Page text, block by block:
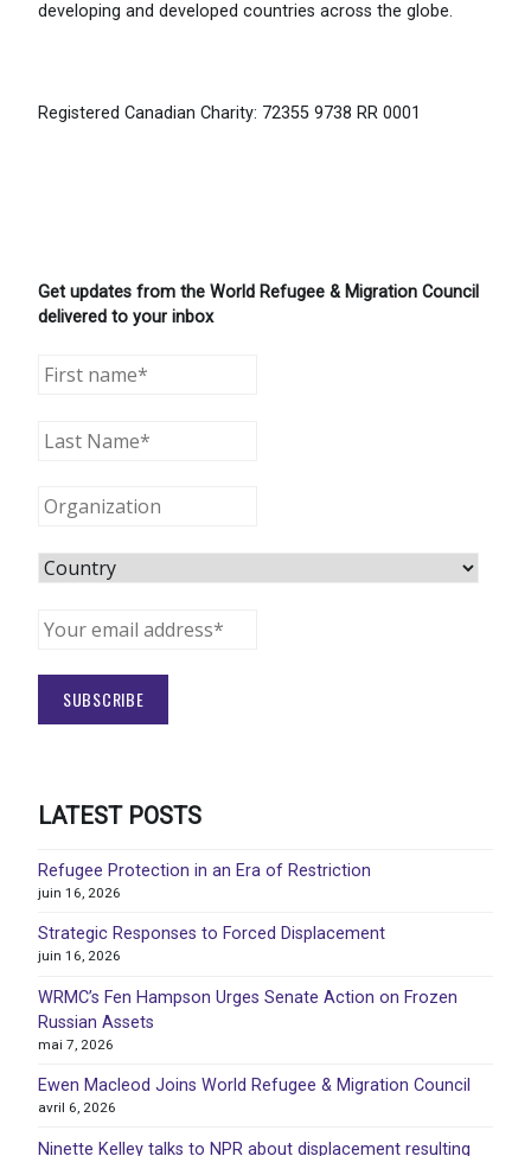
developing and developed countries across the globe.
Registered Canadian Charity: 72355 9738 RR 0001
Get updates from the World Refugee & Migration Council
delivered to your inbox
LATEST POSTS
Refugee Protection in an Era of Restriction
juin 16, 2026
Strategic Responses to Forced Displacement
juin 16, 2026
WRMC’s Fen Hampson Urges Senate Action on Frozen
Russian Assets
mai 7, 2026
Ewen Macleod Joins World Refugee & Migration Council
avril 6, 2026
Ninette Kelley talks to NPR about displacement resulting